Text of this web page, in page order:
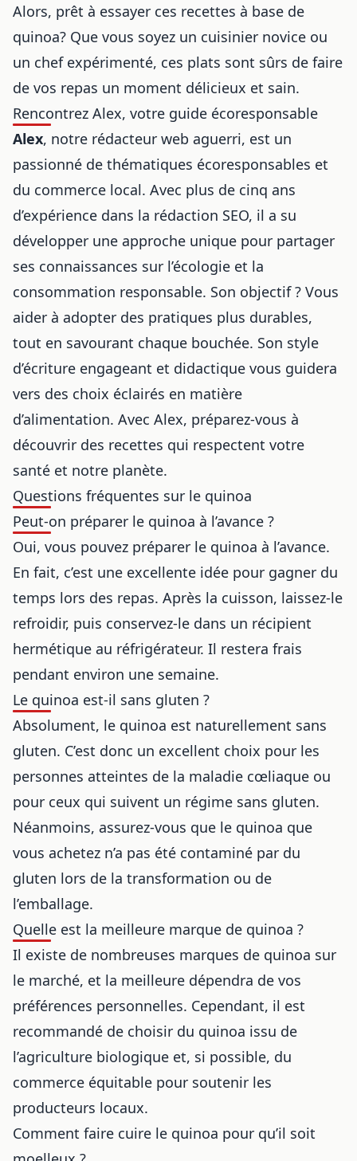
Alors, prêt à essayer ces recettes à base de
quinoa? Que vous soyez un cuisinier novice ou
un chef expérimenté, ces plats sont sûrs de faire
de vos repas un moment délicieux et sain.
Rencontrez Alex, votre guide écoresponsable
Alex, notre rédacteur web aguerri, est un
passionné de thématiques écoresponsables et
du commerce local. Avec plus de cinq ans
d’expérience dans la rédaction SEO, il a su
développer une approche unique pour partager
ses connaissances sur l’écologie et la
consommation responsable. Son objectif ? Vous
aider à adopter des pratiques plus durables,
tout en savourant chaque bouchée. Son style
d’écriture engageant et didactique vous guidera
vers des choix éclairés en matière
d’alimentation. Avec Alex, préparez-vous à
découvrir des recettes qui respectent votre
santé et notre planète.
Questions fréquentes sur le quinoa
Peut-on préparer le quinoa à l’avance ?
Oui, vous pouvez préparer le quinoa à l’avance.
En fait, c’est une excellente idée pour gagner du
temps lors des repas. Après la cuisson, laissez-le
refroidir, puis conservez-le dans un récipient
hermétique au réfrigérateur. Il restera frais
pendant environ une semaine.
Le quinoa est-il sans gluten ?
Absolument, le quinoa est naturellement sans
gluten. C’est donc un excellent choix pour les
personnes atteintes de la maladie cœliaque ou
pour ceux qui suivent un régime sans gluten.
Néanmoins, assurez-vous que le quinoa que
vous achetez n’a pas été contaminé par du
gluten lors de la transformation ou de
l’emballage.
Quelle est la meilleure marque de quinoa ?
Il existe de nombreuses marques de quinoa sur
le marché, et la meilleure dépendra de vos
préférences personnelles. Cependant, il est
recommandé de choisir du quinoa issu de
l’agriculture biologique et, si possible, du
commerce équitable pour soutenir les
producteurs locaux.
Comment faire cuire le quinoa pour qu’il soit